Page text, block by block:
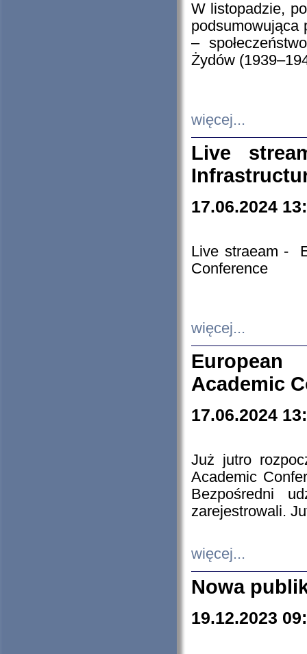
W listopadzie,
podsumowująca
–
Żydów
więcej...
Live
17.06.2024
Live straeam -
Conference
więcej...
European
Academic
17.06.2024
Już jutro
Academic
Bezpośredni
zarejestrowali.
więcej...
Nowa
19.12.2023